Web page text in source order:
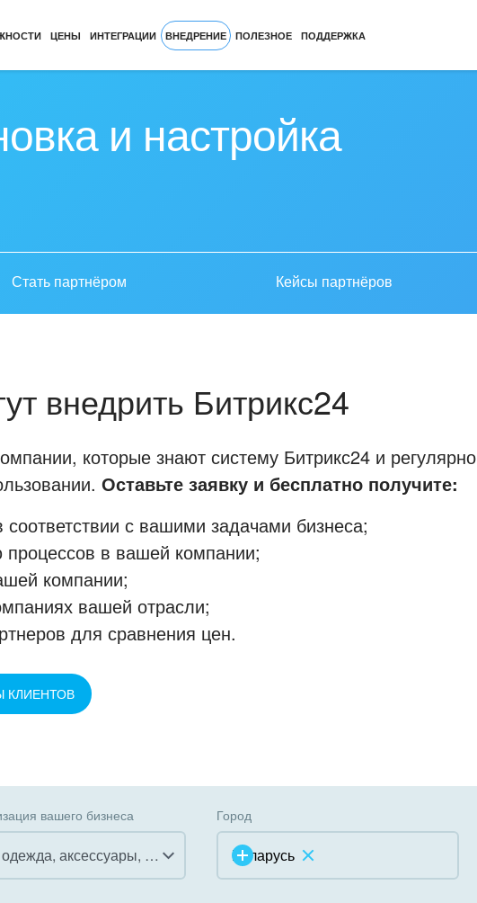
ЦЕНЫ ИНТЕГРАЦИИ ВНЕДРЕНИЕ ПОЛЕЗНОЕ ПОДДЕРЖКА
и настройка
Стать партнёром Кейсы партнёров
внедрить Битрикс24
которые знают систему Битрикс24 и регулярно
Оставьте заявку и бесплатно получите:
с вашими задачами бизнеса;
в вашей компании;
компании;
вашей отрасли;
для сравнения цен.
КЛИЕНТОВ
вашего бизнеса
Мода, одежда, аксессуары, стиль
Город
Беларусь